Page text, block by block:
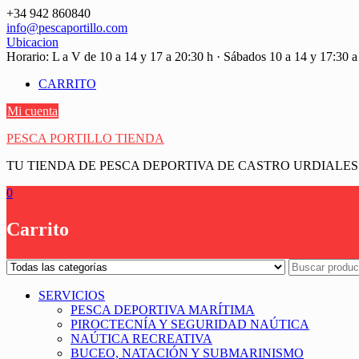
Saltar
contenido
+34 942 860840
info@pescaportillo.com
Ubicacion
Horario: L a V de 10 a 14 y 17 a 20:30 h · Sábados 10 a 14 y 17:30
CARRITO
Mi cuenta
PESCA PORTILLO TIENDA
TU TIENDA DE PESCA DEPORTIVA DE CASTRO URDIALES
0
Carrito
SERVICIOS
PESCA DEPORTIVA MARÍTIMA
PIROCTECNÍA Y SEGURIDAD NAÚTICA
NAÚTICA RECREATIVA
BUCEO, NATACIÓN Y SUBMARINISMO